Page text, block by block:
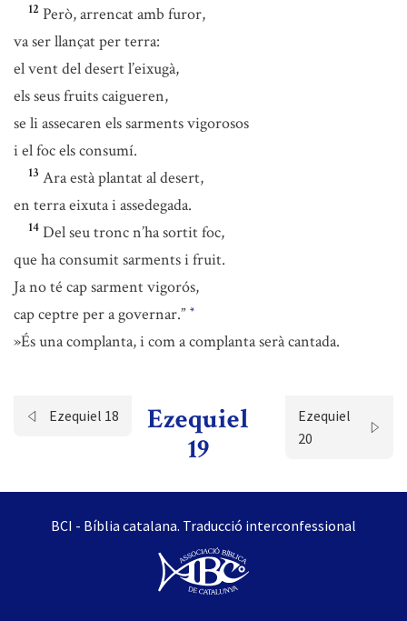
12 Però, arrencat amb furor,
va ser llançat per terra:
el vent del desert l’eixugà,
els seus fruits caigueren,
se li assecaren els sarments vigorosos
i el foc els consumí.
13 Ara està plantat al desert,
en terra eixuta i assedegada.
14 Del seu tronc n’ha sortit foc,
que ha consumit sarments i fruit.
Ja no té cap sarment vigorós,
cap ceptre per a governar.” *
»És una complanta, i com a complanta serà cantada.
Ezequiel 18
Ezequiel
19
Ezequiel
20
BCI - Bíblia catalana. Traducció interconfessional